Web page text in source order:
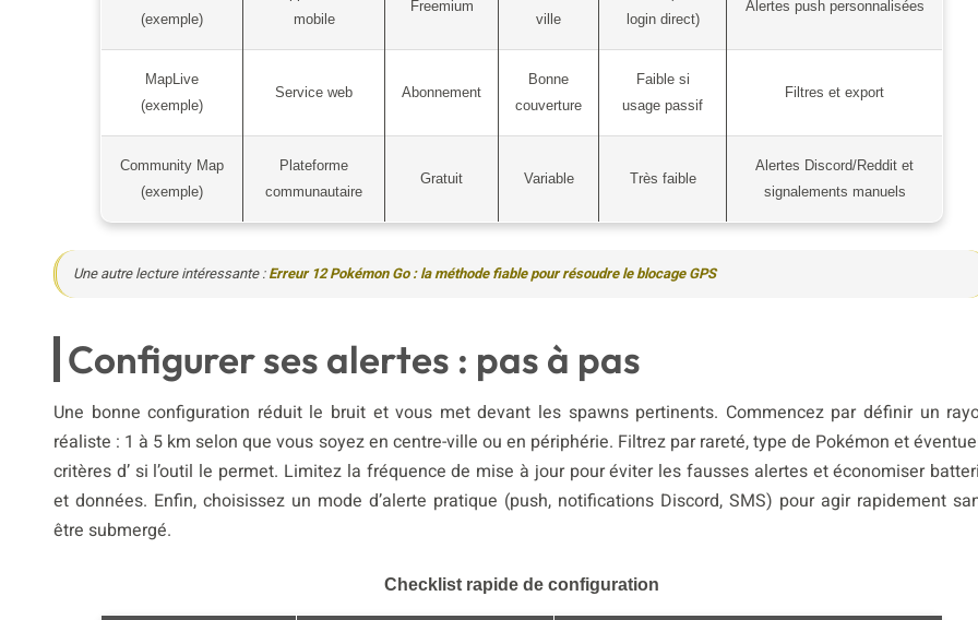
(exemple)
mobile
Freemium
ville
login direct)
Alertes push personnalisées
MapLive
(exemple)
Service web Abonnement
Bonne
couverture
Faible si
usage passif
Filtres et export
Community Map
(exemple)
Plateforme
communautaire
Gratuit Variable Très faible
Alertes Discord/Reddit et
signalements manuels
Une autre lecture intéressante :Erreur 12 Pokémon Go : la méthode fiable pour résoudre le blocage GPS
Configurer ses alertes : pas à pas
Une bonne configuration réduit le bruit et vous met devant les spawns pertinents. Commencez par définir un
réaliste : 1 à 5 km selon que vous soyez en centre-ville ou en périphérie. Filtrez par rareté, type de Pokémon et
critères d’ si l’outil le permet. Limitez la fréquence de mise à jour pour éviter les fausses alertes et économiser
et données. Enfin, choisissez un mode d’alerte pratique (push, notifications Discord, SMS) pour agir rapidement
être submergé.
Checklist rapide de configuration